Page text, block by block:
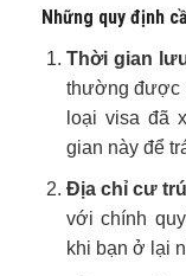
Những quy định
Thời gian
thường được
loại visa đã
gian này để
Địa chỉ cư
với chính
khi bạn ở lại